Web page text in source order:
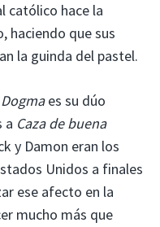
católico hace la
haciendo que sus
la guinda del pastel.
Dogmaes su dúo
a Caza de buena
y Damon eran los
Unidos a finales
ese afecto en la
mucho más que